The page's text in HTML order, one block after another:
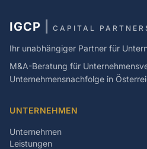
IGCP CAPITAL
Ihr unabhängiger Partner für
M&A-Beratung für
Unternehmensnachfolge in
UNTERNEHMEN
Unternehmen
Leistungen